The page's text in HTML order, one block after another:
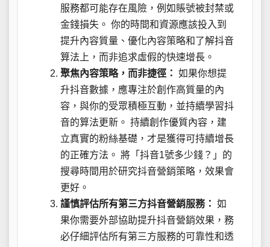
服務都可能存在風險，例如賬號被封禁或
金錢損失。 你的時間和資源應該投入到
提升內容質量、優化內容策略和了解抖音
算法上，而非追求虛假的快速增長。
聚焦內容策略，而非捷徑： 如果你想提
升抖音數據，應專注於創作高質量的內
容，與你的受眾積極互動，並持續學習抖
音的算法更新。 持續創作優質內容，建
立真實的粉絲基礎，才是獲得可持續增長
的正確方法。 將「抖音1號多少錢？」的
搜尋時間用於研究抖音營銷策略，效果會
更好。
謹慎評估所有第三方抖音營銷服務： 如
果你需要外部協助提升抖音營銷效果，務
必仔細評估所有第三方服務的可靠性和透